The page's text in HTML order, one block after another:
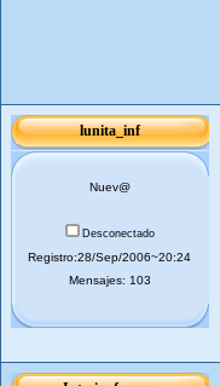
lunita_inf
Nuev@
Desconectado
Registro:28/Sep/2006~20:24
Mensajes: 103